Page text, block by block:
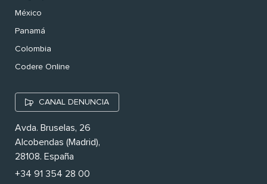
México
Panamá
Colombia
Codere Online
CANAL DENUNCIA
Avda. Bruselas, 26
Alcobendas (Madrid),
28108. España
+34 91 354 28 00